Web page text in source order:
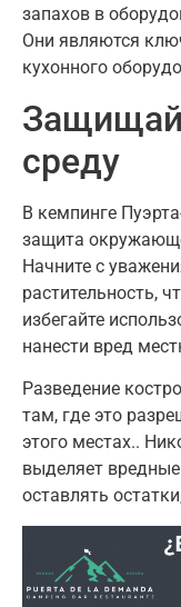
запахов в
Они являются
кухонного
среду
В кемпинге
защита
Начните с
растительность,
избегайте
нанести вред
Разведение
там, где это
этого местах..
выделяет
оставлять